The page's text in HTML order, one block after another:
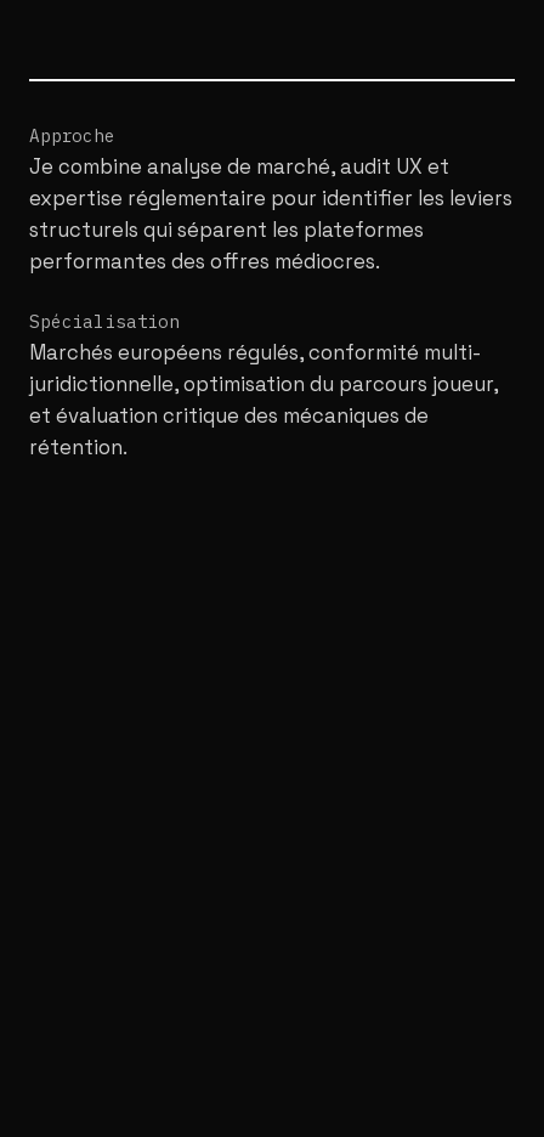
Approche
Je combine analyse de marché, audit UX et
expertise réglementaire pour identifier les leviers
structurels qui séparent les plateformes
performantes des offres médiocres.
Spécialisation
Marchés européens régulés, conformité multi-
juridictionnelle, optimisation du parcours joueur,
et évaluation critique des mécaniques de
rétention.